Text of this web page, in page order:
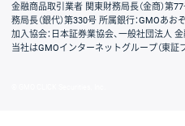
金融商品取引業者 関東財務局長（金商）第
務局長（銀代）第330号 所属銀行：GMOあ
加入協会：日本証券業協会、一般社団法人
当社はGMOインターネットグループ（東証